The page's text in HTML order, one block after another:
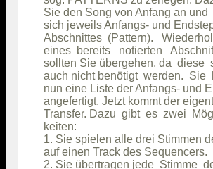
Sie den Song von Anfang an und
sich jeweils Anfangs- und
Abschnittes  (Pattern).
eines  bereits   notierten
sollten Sie übergehen, da  diese
auch nicht benötigt  werden.  Sie
nun eine Liste der Anfangs- und
angefertigt. Jetzt kommt der
Transfer. Dazu  gibt  es  zwei
keiten:
1. Sie spielen alle drei Stimmen
auf einen Track des
2. Sie übertragen jede  Stimme